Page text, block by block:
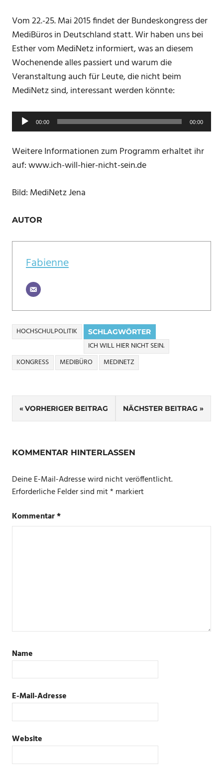
Vom 22.-25. Mai 2015 findet der Bundeskongress der
MediBüros in Deutschland statt. Wir haben uns bei
Esther vom MediNetz informiert, was an diesem
Wochenende alles passiert und warum die
Veranstaltung auch für Leute, die nicht beim
MediNetz sind, interessant werden könnte:
Audio-
Player
00:00 00:00
Weitere Informationen zum Programm erhaltet ihr
auf: www.ich-will-hier-nicht-sein.de
Bild: MediNetz Jena
AUTOR
Fabienne
SCHLAGWÖRTER
HOCHSCHULPOLITIK
ICH WILL HIER NICHT SEIN.
KONGRESS
MEDIBÜRO MEDINETZ
Beitragsnavigation
VORHERIGER BEITRAG NÄCHSTER BEITRAG
KOMMENTAR HINTERLASSEN
Deine E-Mail-Adresse wird nicht veröffentlicht.
Erforderliche Felder sind mit* markiert
Kommentar*
Name
E-Mail-Adresse
Website